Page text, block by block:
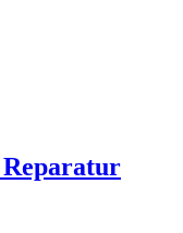
Reparatur